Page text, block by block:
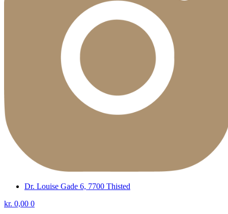
Dr. Louise Gade 6, 7700 Thisted
kr. 0,00 0